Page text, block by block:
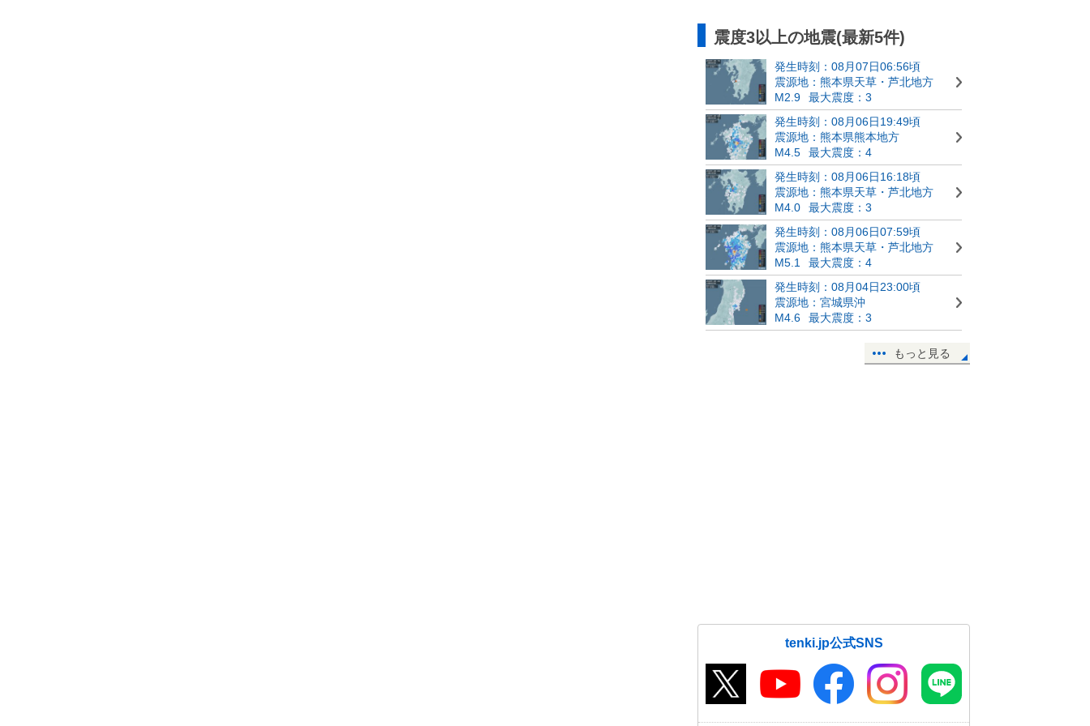
震度3以上の地震(最新5件)
発生時刻：08月07日06:56頃
震源地：熊本県天草・芦北地方
M2.9
最大震度：3
発生時刻：08月06日19:49頃
震源地：熊本県熊本地方
M4.5
最大震度：4
発生時刻：08月06日16:18頃
震源地：熊本県天草・芦北地方
M4.0
最大震度：3
発生時刻：08月06日07:59頃
震源地：熊本県天草・芦北地方
M5.1
最大震度：4
発生時刻：08月04日23:00頃
震源地：宮城県沖
M4.6
最大震度：3
もっと見る
tenki.jp公式SNS